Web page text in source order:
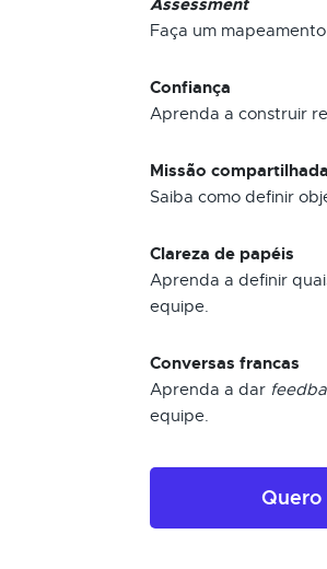
Assessment
Faça um
Confiança
Aprenda a construir
Missão compartilhada
Saiba como definir
Clareza de papéis
Aprenda a definir
equipe.
Conversas francas
Aprenda a dar
equipe.